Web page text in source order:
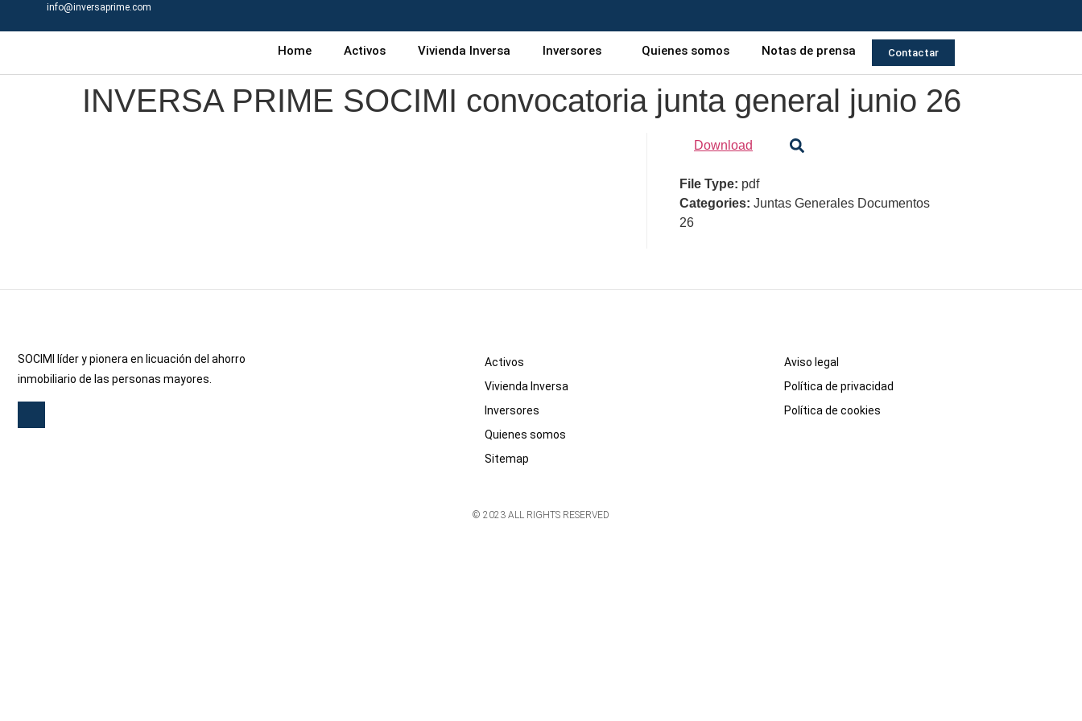
info@inversaprime.com
Home Activos Vivienda Inversa Inversores Quienes somos Notas de prensa Contactar
INVERSA PRIME SOCIMI convocatoria junta general junio 26
Download
File Type: pdf
Categories: Juntas Generales Documentos
26
SOCIMI líder y pionera en licuación del ahorro
inmobiliario de las personas mayores.
Activos
Vivienda Inversa
Inversores
Quienes somos
Sitemap
Aviso legal
Política de privacidad
Política de cookies
© 2023 ALL RIGHTS RESERVED​